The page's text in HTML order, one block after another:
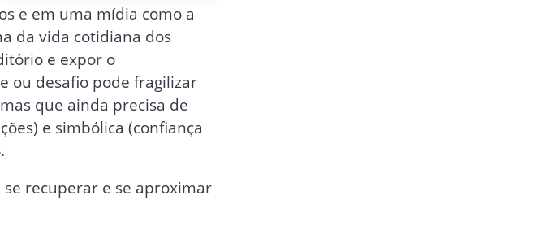
e em uma mídia como a
da vida cotidiana dos
e expor o
ou desafio pode fragilizar
que ainda precisa de
e simbólica (confiança
recuperar e se aproximar